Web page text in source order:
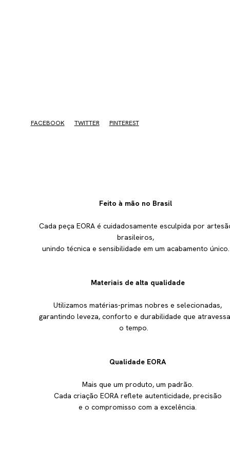
FACEBOOK TWITTER PINTEREST
Feito à mão no Brasil
Cada peça EORA é cuidadosamente esculpida por
brasileiros,
unindo técnica e sensibilidade em um acabamento
Materiais de alta qualidade
Utilizamos matérias-primas nobres e selecionadas,
garantindo leveza, conforto e durabilidade que
o tempo.
Qualidade EORA
Mais que um produto, um padrão.
Cada criação EORA reflete autenticidade, precisão
e o compromisso com a excelência.